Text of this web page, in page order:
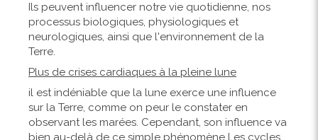
Ils peuvent influencer notre vie quotidienne, nos
processus biologiques, physiologiques et
neurologiques, ainsi que l'environnement de la
Terre.
Plus de crises cardiaques à la pleine lune
il est indéniable que la lune exerce une influence
sur la Terre, comme on peur le constater en
observant les marées. Cependant, son influence va
bien au-delà de ce simple phénomène Les cycles